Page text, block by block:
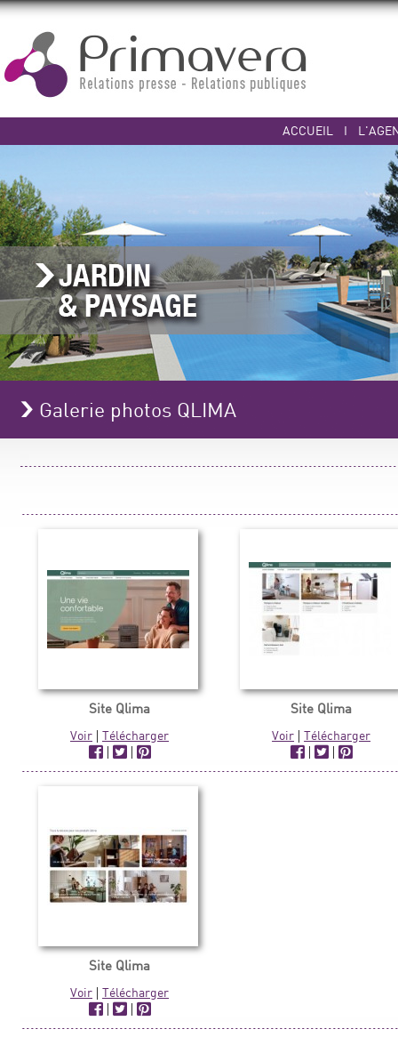
ACCUEIL I
Galerie photos QLIMA
Site Qlima
Voir |Télécharger
|
|
Site Qlima
Voir |Télécharger
|
|
Site Qlima
Voir |Télécharger
|
|